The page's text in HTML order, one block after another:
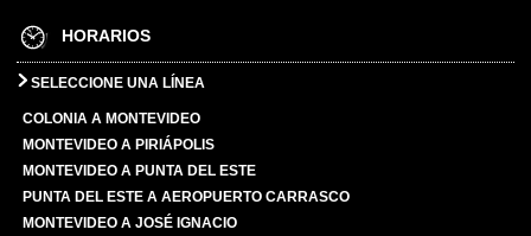
HORARIOS
SELECCIONE UNA LÍNEA
COLONIA A MONTEVIDEO
MONTEVIDEO A PIRIÁPOLIS
MONTEVIDEO A PUNTA DEL ESTE
PUNTA DEL ESTE A AEROPUERTO CARRASCO
MONTEVIDEO A JOSÉ IGNACIO